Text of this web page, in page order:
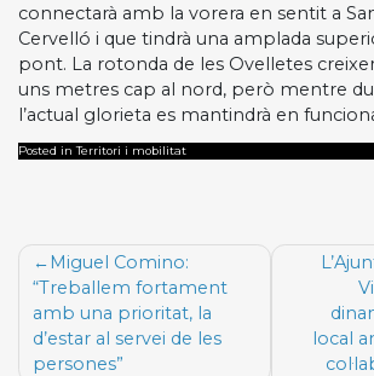
connectarà amb la vorera en sentit a
Cervelló i que tindrà una amplada
pont. La rotonda de les Ovelletes
uns metres cap al nord, però mentre
l’actual glorieta es mantindrà en
Posted in Territori i mobilitat
Navegació
d'entrades
Miguel Comino:
“Treballem fortament
amb una prioritat, la
d’estar al servei de les
persones”
local